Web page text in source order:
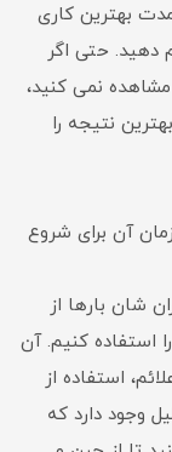
بهترین کاری
دهید. حتی اگر
نمی کنید،
نتیجه را
شان بارها از
استفاده کنیم. آن
استفاده از
وجود دارد که